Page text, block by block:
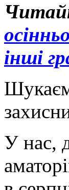
інші
У нас,